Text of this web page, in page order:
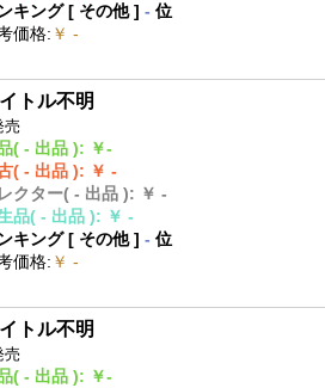
キング [ その他]- 位
価格: ￥ -
トル不明
売
( - 出品 ): ￥-
( - 出品 ): ￥ -
クター( - 出品 ): ￥ -
品( - 出品 ): ￥ -
キング [ その他]- 位
価格: ￥ -
トル不明
売
( - 出品 ): ￥-